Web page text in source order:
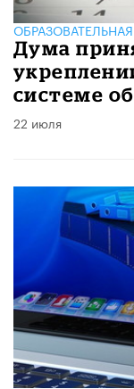
Дума
системе
22 июля